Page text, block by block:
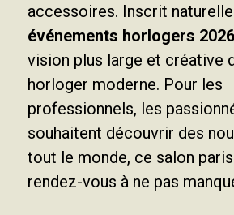
accessoires. Inscrit
événements horlogers 2026
vision plus large et créative
horloger moderne. Pour les
professionnels, les
souhaitent découvrir des
tout le monde, ce salon
rendez-vous à ne pas